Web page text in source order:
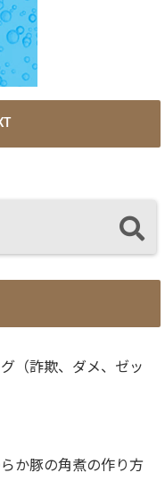
（詐欺、ダメ、ゼッ
か豚の角煮の作り方